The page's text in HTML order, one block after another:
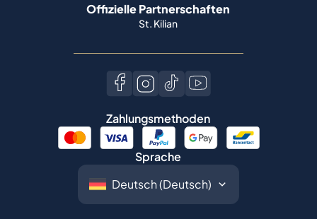
Offizielle Partnerschaften
St. Kilian
Zahlungsmethoden
Sprache